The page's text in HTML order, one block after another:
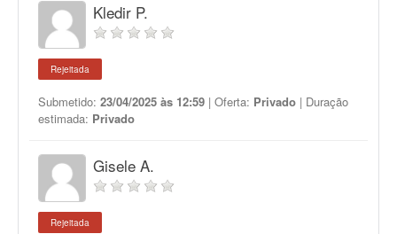
Kledir P.
Rejeitada
Submetido: 23/04/2025 às 12:59 | Oferta: Privado | Duração
estimada: Privado
Gisele A.
Rejeitada